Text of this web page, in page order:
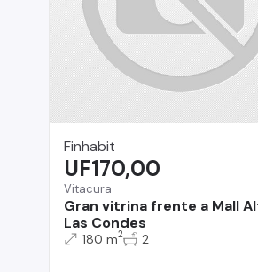
Finhabit
Vitacura
Gran vitrina frente a Mall
Las Condes
UF170,00
180 m2 2